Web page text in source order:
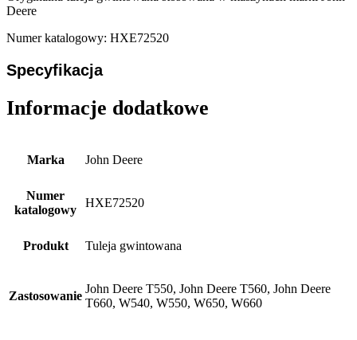
Deere
Numer katalogowy: HXE72520
Specyfikacja
Informacje dodatkowe
Marka John Deere
Numer
katalogowy
HXE72520
Produkt Tuleja gwintowana
Zastosowanie
John Deere T550, John Deere T560, John Deere
T660, W540, W550, W650, W660